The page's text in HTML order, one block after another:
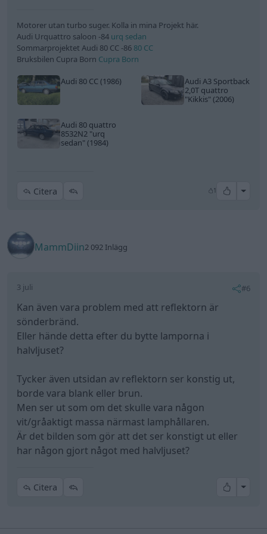
Motorer utan turbo suger. Kolla in mina Projekt här.
Audi Urquattro saloon -84 urq sedan
Sommarprojektet Audi 80 CC -86 80 CC
Bruksbilen Cupra Born Cupra Born
Audi 80 CC (1986)
Audi A3 Sportback
2,0T quattro
"Kikkis"(2006)
Audi 80 quattro
8532N2 "urq
sedan"(1984)
Citera 1 All
MammDiin2 092 Inlägg
3 juli #6
Kan även vara problem med att reflektorn är
sönderbränd.
Eller hände detta efter du bytte lamporna i
halvljuset?
Tycker även utsidan av reflektorn ser konstig ut,
borde vara blank eller brun.
Men ser ut som om det skulle vara någon
vit/gråaktigt massa närmast lamphållaren.
Är det bilden som gör att det ser konstigt ut eller
har någon gjort något med halvljuset?
Citera All